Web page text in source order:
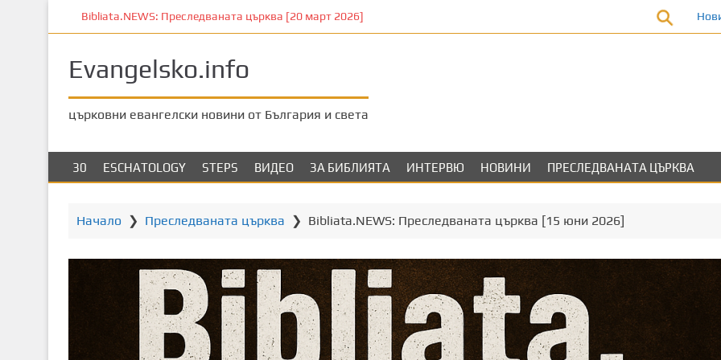
к
Bibliata.NEWS: Преследваната църква [20 март 2026]
Evangelsko.info
църковни евангелски новини от България и света
30 ESCHATOLOGY STEPS ВИДЕО ЗА БИБЛИЯТА ИНТЕРВЮ НОВИНИ ПРЕСЛЕДВАНАТА ЦЪРКВА
Начало ❯ Преследваната църква ❯ Bibliata.NEWS: Преследваната църква [15 юни 2026]